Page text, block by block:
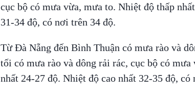
cục bộ có mưa vừa, mưa to. Nhiệt độ thấp
31-34 độ, có nơi trên 34 độ.
Từ Đà Nẵng đến Bình Thuận có mưa rào và
tối có mưa rào và dông rải rác, cục bộ có
nhất 24-27 độ. Nhiệt độ cao nhất 32-35 độ, có